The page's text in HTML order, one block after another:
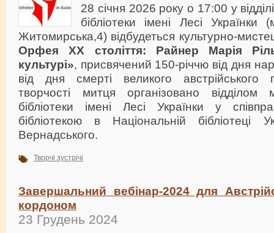
28 січня 2026 року о 17:00 у
бібліотеки імені Лесі
Житомирська,4) відбудеться культурно-
Орфея ХХ століття: Райнер Марія
культурі», присвячений 150-річчю від дня
від дня смерті великого австрійського
творчості митця організовано відділом
бібліотеки імені Лесі Українки у
бібліотекою в Національній бібліотеці
Вернадського.
Творчі зустрічі
Завершальний вебінар-2024 для
кордоном
23 Грудень 2024